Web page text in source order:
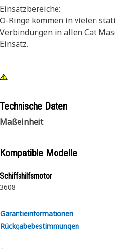
Einsatzbereiche:
O-Ringe kommen in vielen
Verbindungen in allen Cat
Einsatz.
Technische Daten
Maßeinheit
Kompatible Modelle
Schiffshilfsmotor
3608
Garantieinformationen
Rückgabebestimmungen